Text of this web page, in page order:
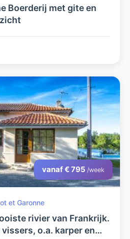
Boerderij met gite en
vanaf € 795 /week
et Garonne
rivier van Frankrijk.
o.a. karper en